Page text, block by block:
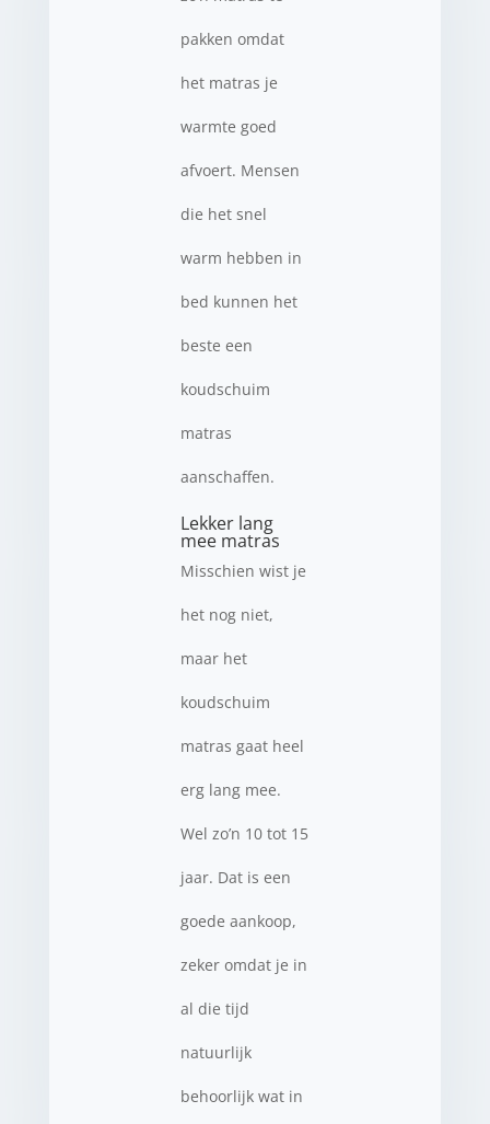
pakken omdat
het matras je
warmte goed
afvoert. Mensen
die het snel
warm hebben in
bed kunnen het
beste een
koudschuim
matras
aanschaffen.
Lekker lang
mee matras
Misschien wist je
het nog niet,
maar het
koudschuim
matras gaat heel
erg lang mee.
Wel zo’n 10 tot 15
jaar. Dat is een
goede aankoop,
zeker omdat je in
al die tijd
natuurlijk
behoorlijk wat in